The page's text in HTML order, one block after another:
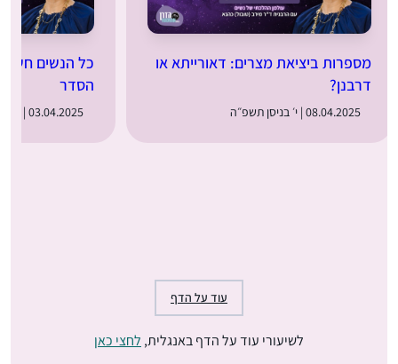
מספרות ביציאת מצרים: דאורייתא או
דרבנן?
08.04.2025 | י׳ בניסן תשפ״ה
כל הנשים
הסדר
03.04.2025 | ה׳ בניסן תשפ״ה
עוד על הדף
לשיעורי עוד על הדף באנגלית, לחצי כאן